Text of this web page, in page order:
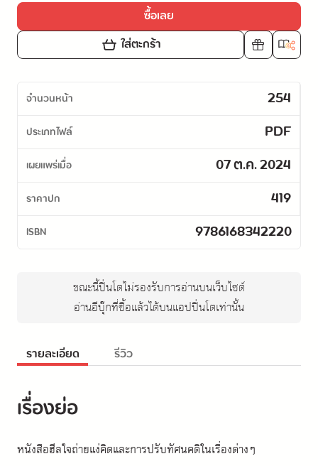
ซื้อเลย
ใส่ตะกร้า
จำนวนหน้า 254
ประเภทไฟล์ PDF
เผยแพร่เมื่อ 07 ต.ค. 2024
ราคาปก 419
ISBN 9786168342220
ขณะนี้ปิ่นโตไม่รองรับการอ่านบนเว็บไซต์
อ่านอีบุ๊กที่ซื้อแล้วได้บนแอปปิ่นโตเท่านั้น
รายละเอียด รีวิว
เรื่องย่อ
หนังสือฮีลใจถ่ายแง่คิดและการปรับทัศนคติในเรื่องต่างๆ